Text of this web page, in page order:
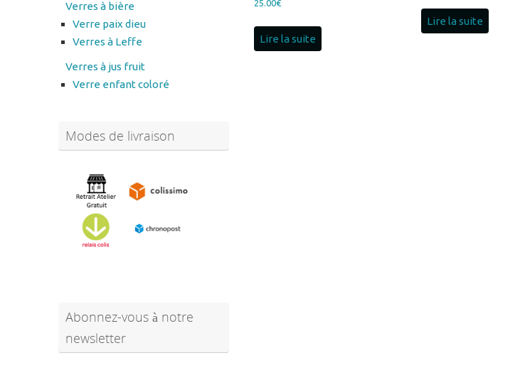
Verres à jus fruit
Verre enfant coloré
Modes de livraison
Prénom